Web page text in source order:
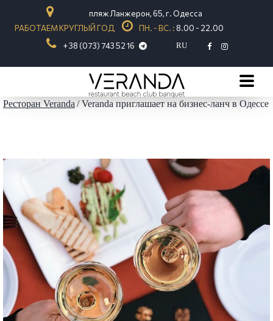
пляж Ланжерон, 65, г. Одесса
РАБОТАЕМ КРУГЛЫЙ ГОД
ПН. - ВС. : 8.00 - 22.00
+ 38 (073) 743 52 16
RU
Ресторан Veranda Veranda приглашает на бизнес-ланч в Одессе